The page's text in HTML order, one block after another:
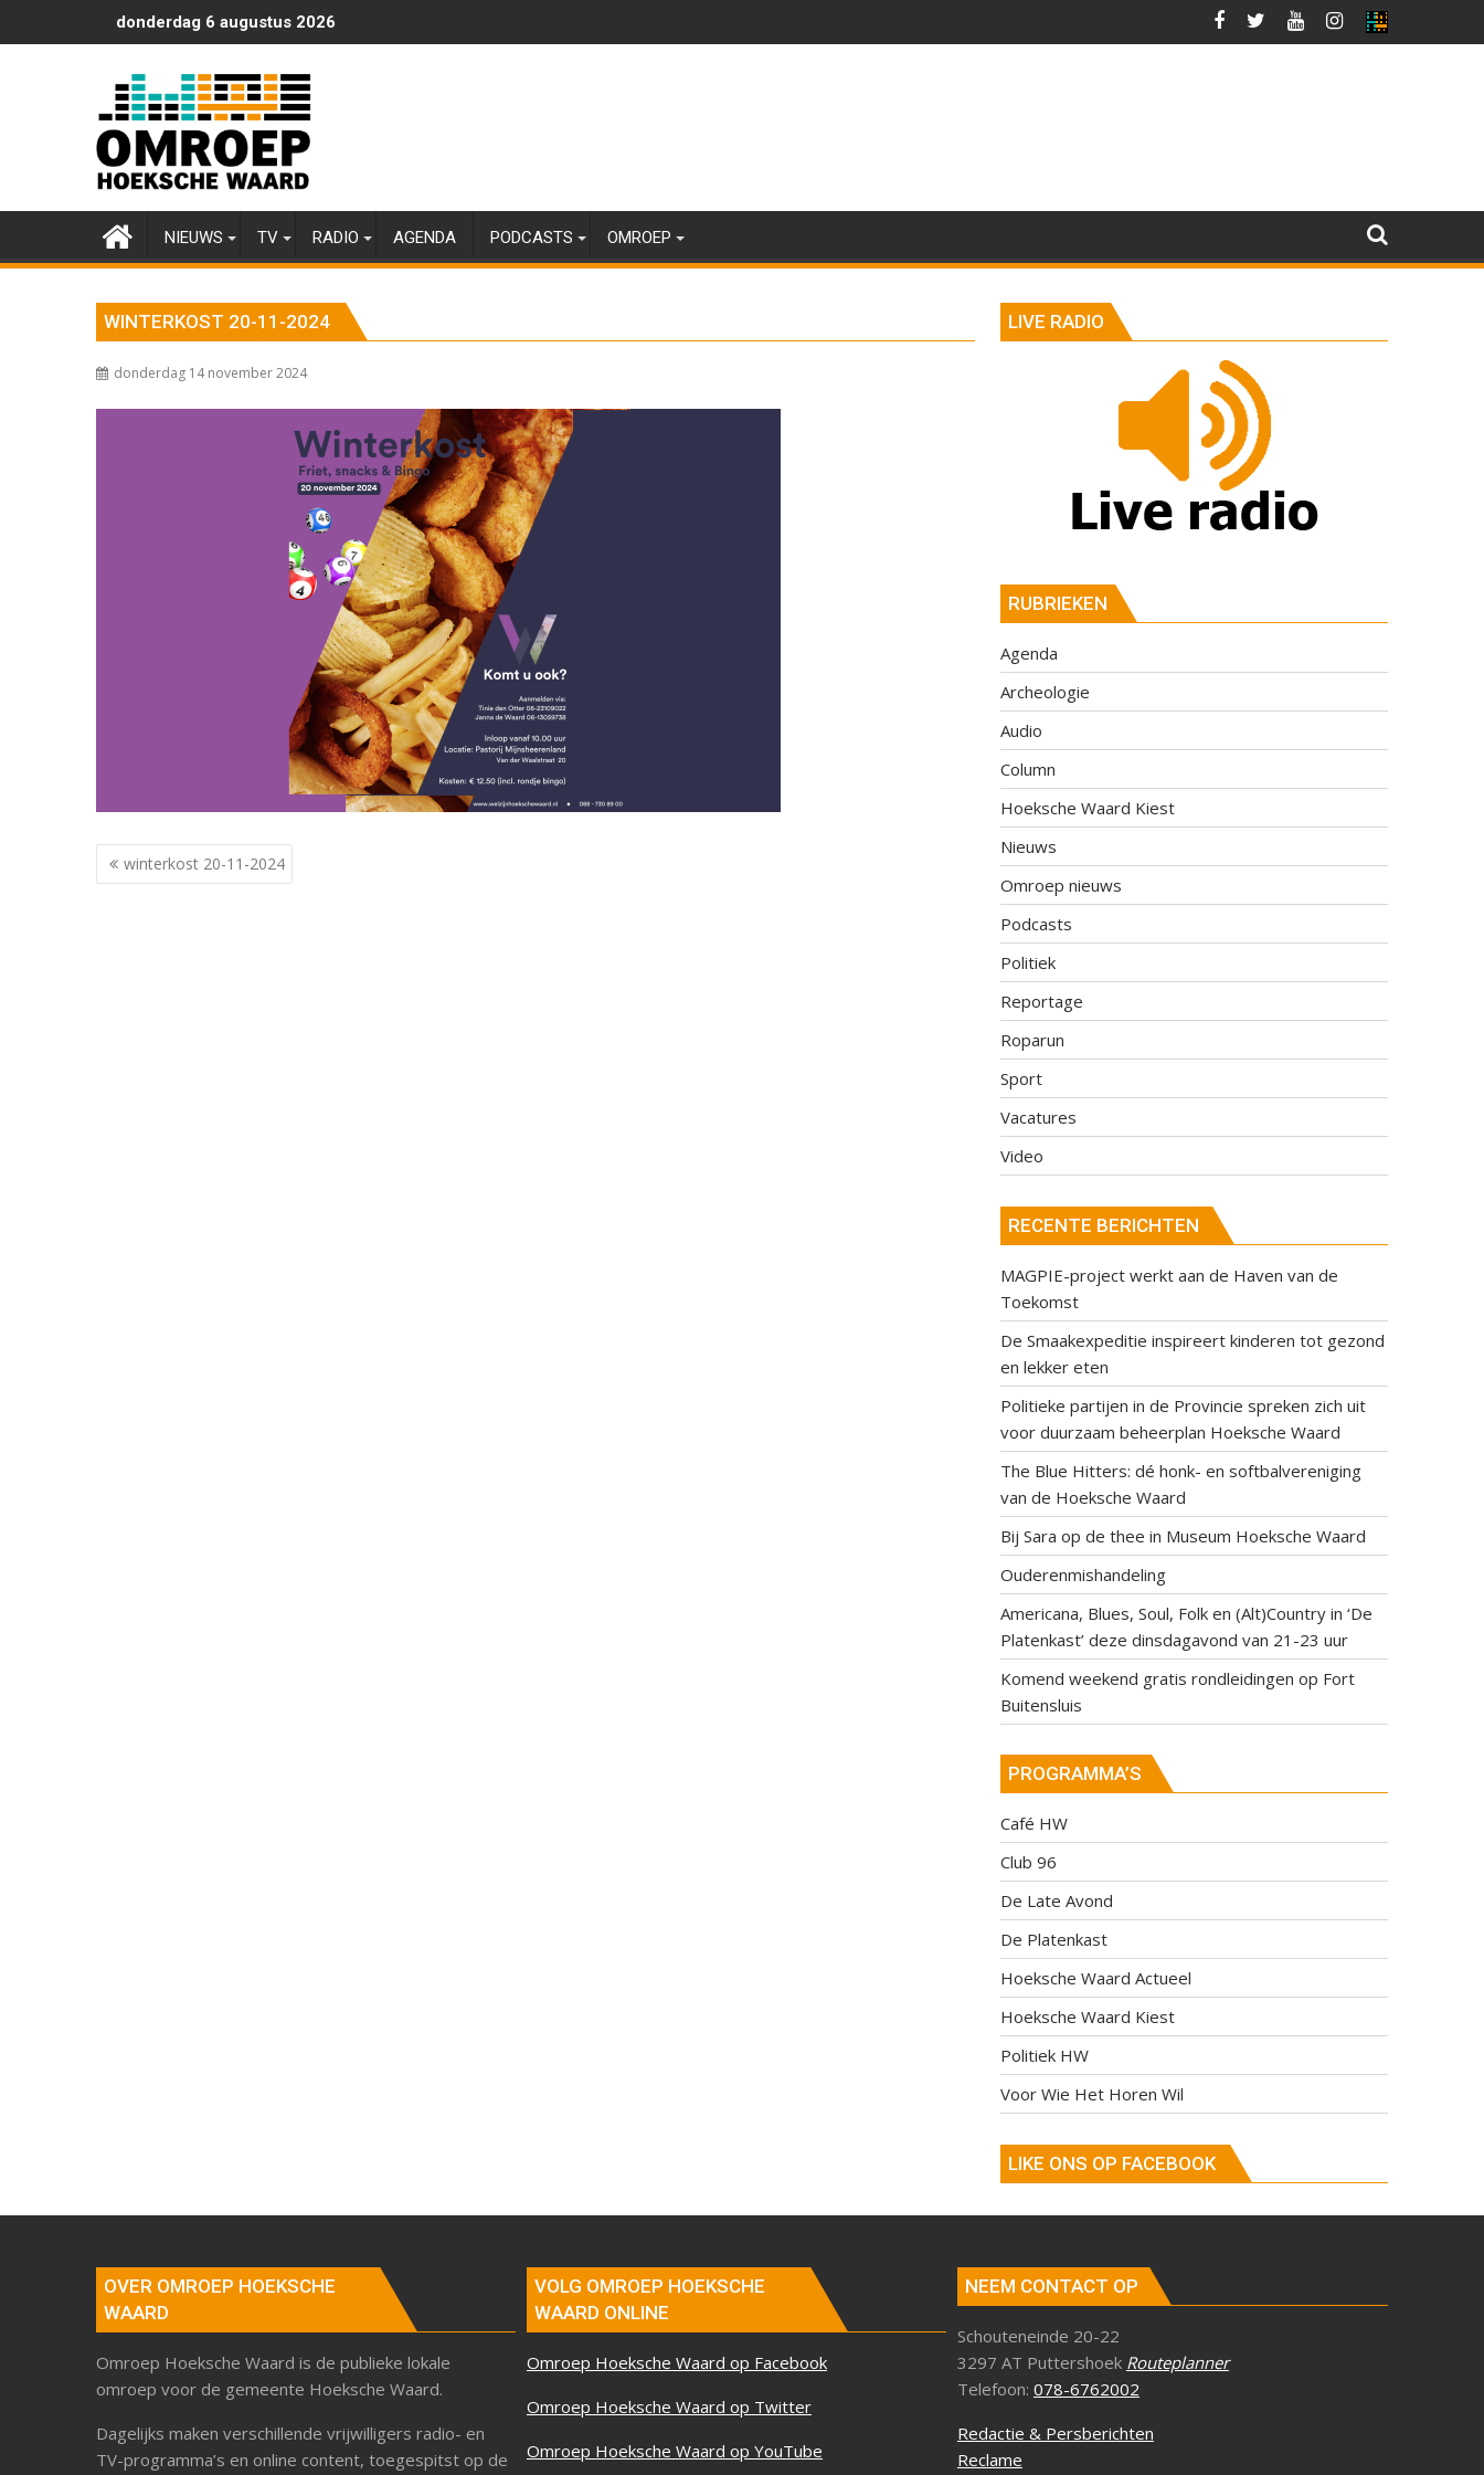
naar
donderdag 6 augustus 2026
NIEUWS TV RADIO AGENDA PODCASTS OMROEP
WINTERKOST 20-11-2024
donderdag 14 november 2024
Berichtnavigatie
winterkost 20-11-2024
LIVE RADIO
RUBRIEKEN
Agenda
Archeologie
Audio
Column
Hoeksche Waard Kiest
Nieuws
Omroep nieuws
Podcasts
Politiek
Reportage
Roparun
Sport
Vacatures
Video
RECENTE BERICHTEN
MAGPIE-project werkt aan de Haven van de
Toekomst
De Smaakexpeditie inspireert kinderen tot gezond
en lekker eten
Politieke partijen in de Provincie spreken zich uit
voor duurzaam beheerplan Hoeksche Waard
The Blue Hitters: dé honk- en softbalvereniging
van de Hoeksche Waard
Bij Sara op de thee in Museum Hoeksche Waard
Ouderenmishandeling
Americana, Blues, Soul, Folk en (Alt)Country in ‘De
Platenkast’ deze dinsdagavond van 21-23 uur
Komend weekend gratis rondleidingen op Fort
Buitensluis
PROGRAMMA’S
Café HW
Club 96
De Late Avond
De Platenkast
Hoeksche Waard Actueel
Hoeksche Waard Kiest
Politiek HW
Voor Wie Het Horen Wil
LIKE ONS OP FACEBOOK
OVER OMROEP HOEKSCHE
WAARD
Omroep Hoeksche Waard is de publieke lokale
omroep voor de gemeente Hoeksche Waard.
Dagelijks maken verschillende vrijwilligers radio- en
TV-programma’s en online content, toegespitst op de
VOLG OMROEP HOEKSCHE
WAARD ONLINE
Omroep Hoeksche Waard op Facebook
Omroep Hoeksche Waard op Twitter
Omroep Hoeksche Waard op YouTube
NEEM CONTACT OP
Schouteneinde 20-22
3297 AT Puttershoek Routeplanner
Telefoon: 078-6762002
Redactie & Persberichten
Reclame